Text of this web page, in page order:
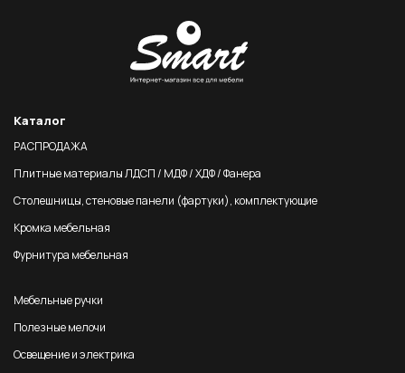
Каталог
РАСПРОДАЖА
Плитные материалы ЛДСП / МДФ / ХДФ / Фанера
Столешницы, стеновые панели (фартуки), комплектующие
Кромка мебельная
Фурнитура мебельная
Мебельные ручки
Полезные мелочи
Освещение и электрика